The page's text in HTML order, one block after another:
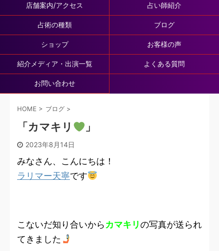
店舗案内/アクセス 占い師紹介
占術の種類 ブログ
ショップ お客様の声
紹介メディア・出演一覧 よくある質問
お問い合わせ
HOME > ブログ >
「カマキリ 」
2023年8月14日
みなさん、こんにちは！
ラリマー天寧です
こないだ知り合いからカマキリの写真が送られ
てきました